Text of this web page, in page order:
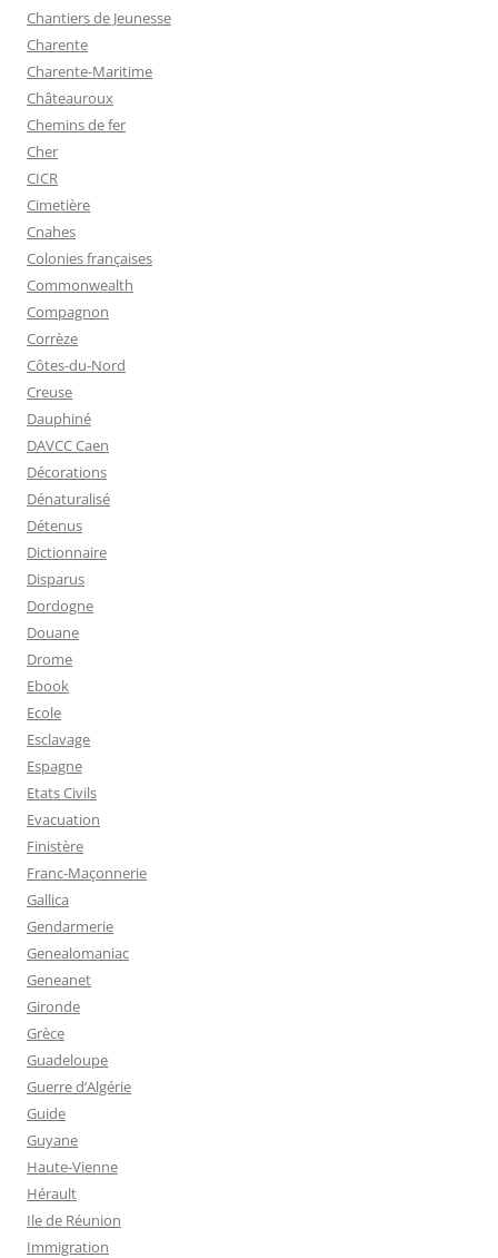
Chantiers de Jeunesse
Charente
Charente-Maritime
Châteauroux
Chemins de fer
Cher
CICR
Cimetière
Cnahes
Colonies françaises
Commonwealth
Compagnon
Corrèze
Côtes-du-Nord
Creuse
Dauphiné
DAVCC Caen
Décorations
Dénaturalisé
Détenus
Dictionnaire
Disparus
Dordogne
Douane
Drome
Ebook
Ecole
Esclavage
Espagne
Etats Civils
Evacuation
Finistère
Franc-Maçonnerie
Gallica
Gendarmerie
Genealomaniac
Geneanet
Gironde
Grèce
Guadeloupe
Guerre d’Algérie
Guide
Guyane
Haute-Vienne
Hérault
Ile de Réunion
Immigration